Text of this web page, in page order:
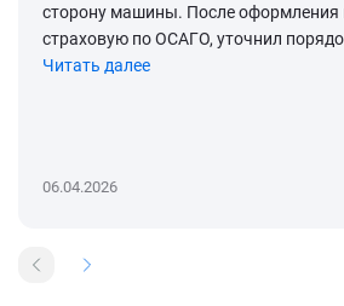
сторону машины. После оформления
страховую по ОСАГО, уточнил
Читать далее
06.04.2026